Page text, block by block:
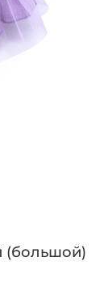
(большой)